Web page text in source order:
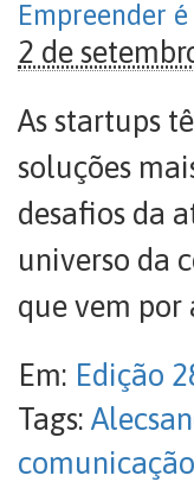
Empreender
2 de
As startups
soluções
desafios da
universo da
que vem por
Em: Edição
Tags:
comunicação